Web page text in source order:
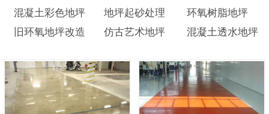
混凝土彩色地坪
地坪起砂处理
环氧树脂地坪
旧环氧地坪改造
仿古艺术地坪 混凝土透水地坪